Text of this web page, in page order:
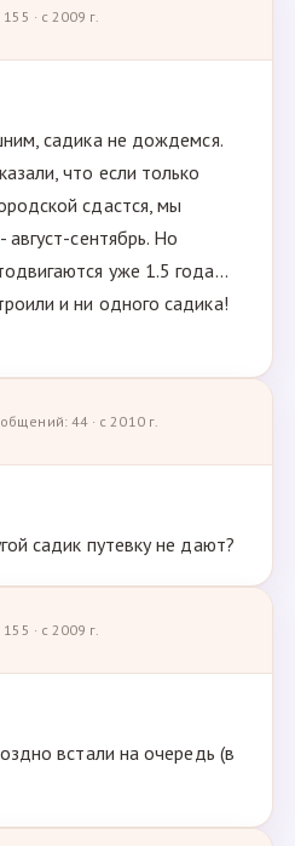
· с 2009 г.
садика не дождемся.
что если только
сдастся, мы
сентябрь. Но
уже 1.5 года...
и ни одного садика!
44 · с 2010 г.
садик путевку не дают?
· с 2009 г.
встали на очередь (в